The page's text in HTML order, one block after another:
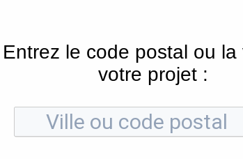
Entrez le code postal ou la
votre projet :